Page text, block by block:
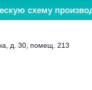
схему
д. 30, помещ. 213